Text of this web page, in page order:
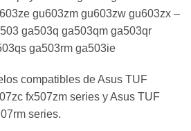
gu603zm gu603zw gu603zx –
ga503q ga503qm ga503qr
ga503rm ga503ie
compatibles de Asus TUF
fx507zm series y Asus TUF
series.